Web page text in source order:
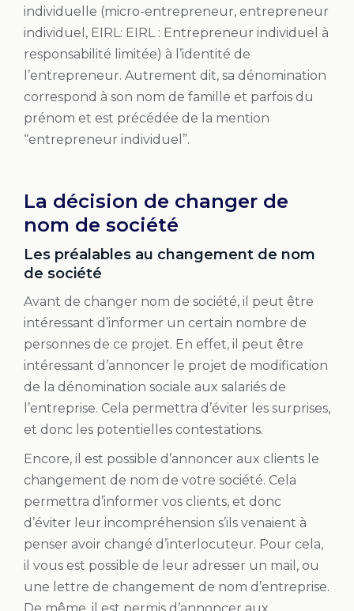
individuelle (micro-entrepreneur, entrepreneur
individuel, EIRL: EIRL : Entrepreneur individuel à
responsabilité limitée) à l’identité de
l’entrepreneur. Autrement dit, sa dénomination
correspond à son nom de famille et parfois du
prénom et est précédée de la mention
“entrepreneur individuel”.
La décision de changer de
nom de société
Les préalables au changement de nom
de société
Avant de changer nom de société, il peut être
intéressant d’informer un certain nombre de
personnes de ce projet. En effet, il peut être
intéressant d’annoncer le projet de modification
de la dénomination sociale aux salariés de
l’entreprise. Cela permettra d’éviter les surprises,
et donc les potentielles contestations.
Encore, il est possible d’annoncer aux clients le
changement de nom de votre société. Cela
permettra d’informer vos clients, et donc
d’éviter leur incompréhension s’ils venaient à
penser avoir changé d’interlocuteur. Pour cela,
il vous est possible de leur adresser un mail, ou
une lettre de changement de nom d’entreprise.
De même, il est permis d’annoncer aux